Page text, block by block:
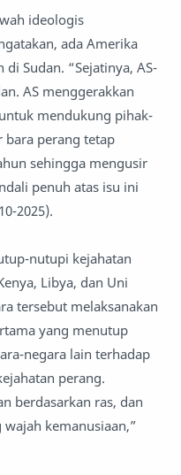
ideologis
ada Amerika
Sudan. “Sejatinya, AS-
AS menggerakkan
mendukung pihak-
bara perang tetap
sehingga mengusir
penuh atas isu ini
2025).
nutupi kejahatan
Libya, dan Uni
tersebut melaksanakan
yang menutup
negara lain terhadap
perang.
berdasarkan ras, dan
kemanusiaan,”